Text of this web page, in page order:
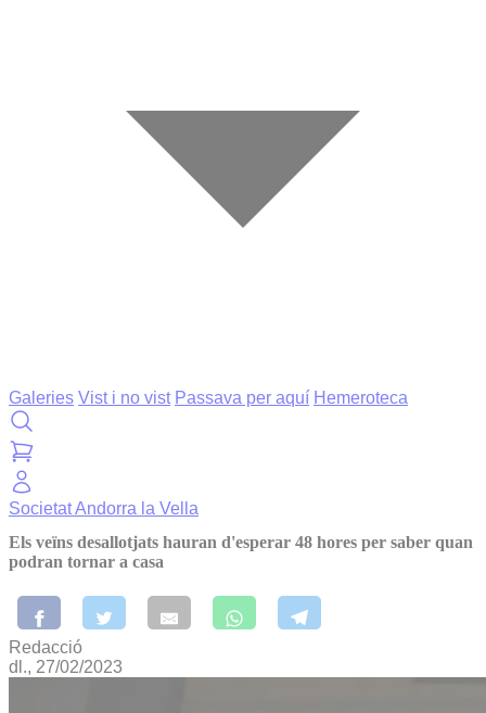
Galeries Vist i no vist Passava per aquí Hemeroteca
SocietatAndorra la Vella
Els veïns desallotjats hauran d'esperar 48 hores per saber quan
podran tornar a casa
Redacció
dl., 27/02/2023